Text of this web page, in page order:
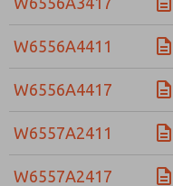
W6556A4411
W6556A4417
W6557A2411
W6557A2417